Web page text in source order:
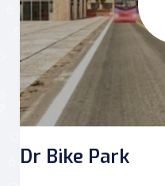
Dr Bike Park